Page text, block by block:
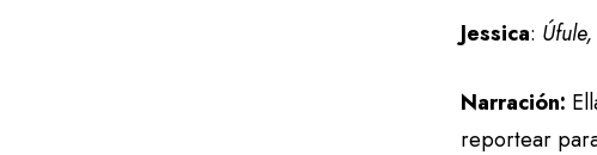
Jessica:
Narración:
reportear